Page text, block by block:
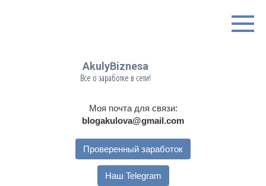
AkulyBiznesa
Все о заработке в сети!
Моя почта для связи:
blogakulova@gmail.com
Проверенный заработок
Наш Telegram